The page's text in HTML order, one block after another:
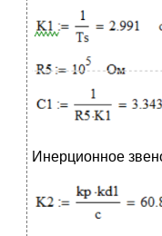
Инерционное